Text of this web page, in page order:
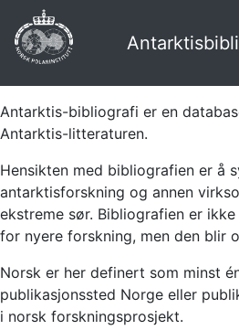
Antarktis-bibliografi er en
Antarktis-litteraturen.
Hensikten med bibliografien er å
antarktisforskning og annen
ekstreme sør. Bibliografien er
for nyere forskning, men den blir
Norsk er her definert som minst
publikasjonssted Norge eller
i norsk forskningsprosjekt.